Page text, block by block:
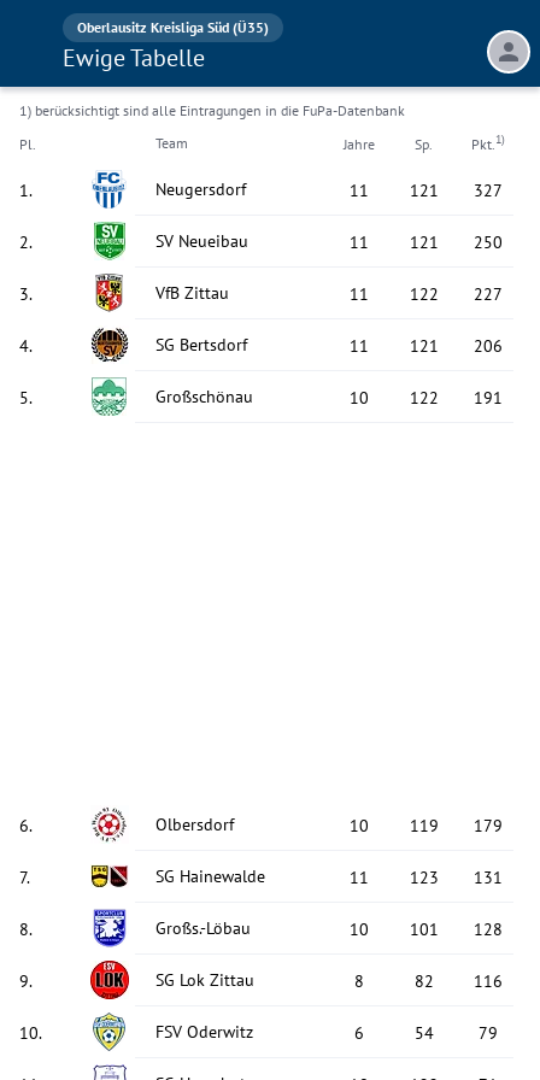
Oberlausitz Kreisliga Süd (Ü35)
Ewige Tabelle
1) berücksichtigt sind alle Eintragungen in die FuPa-Datenbank
Pl.
Team Jahre Sp. Pkt.1)
1. Neugersdorf 11 121 327
2. SV Neueibau 11 121 250
3. VfB Zittau 11 122 227
4. SG Bertsdorf 11 121 206
5. Großschönau 10 122 191
6. Olbersdorf 10 119 179
7. SG Hainewalde 11 123 131
8. Großs.-Löbau 10 101 128
9. SG Lok Zittau 8 82 116
10. FSV Oderwitz 6 54 79